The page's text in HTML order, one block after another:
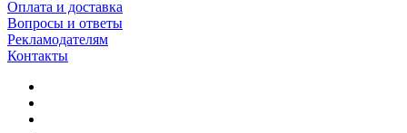
Оплата и доставка
Вопросы и ответы
Рекламодателям
Контакты